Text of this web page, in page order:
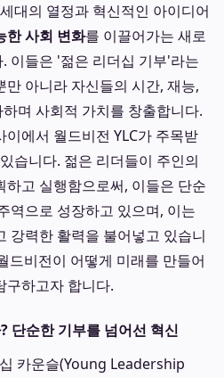
대의 열정과 혁신적인 아이디어
한 사회 변화를 이끌어가는 새로
이들은 '젊은 리더십 기부'라는
아니라 자신들의 시간, 재능,
며 사회적 가치를 창출합니다.
에서 월드비전 YLC가 주목받
습니다. 젊은 리더들이 주인의
고 실행함으로써, 이들은 단순
역으로 성장하고 있으며, 이는
강력한 활력을 불어넣고 있습니
드비전이 어떻게 미래를 만들어
구하고자 합니다.
단순한 기부를 넘어선 혁신
카운슬(Young Leadership